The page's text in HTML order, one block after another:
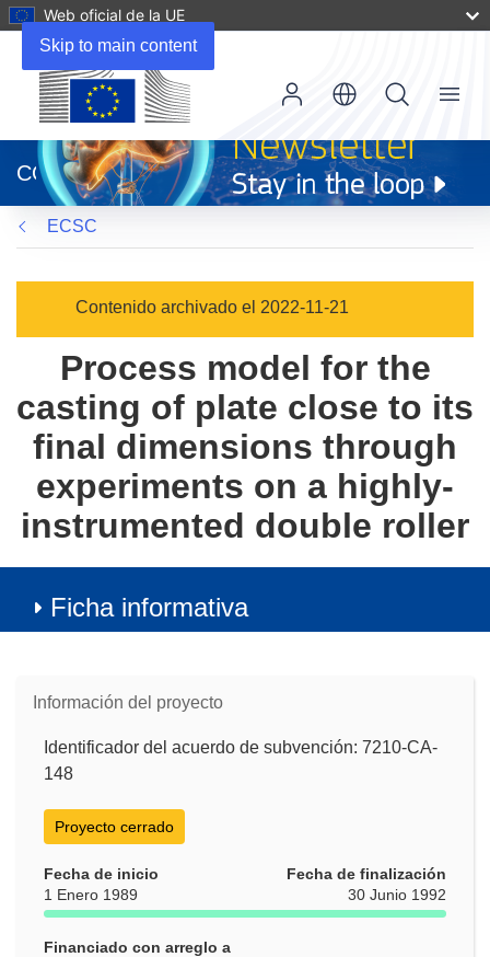
Skip to main content
Web oficial de la UE
abrirá
en
una
nueva
ventana)
CORDIS
Menu
ECSC
Contenido archivado el 2022-11-21
Process model for the
casting of plate close to its
final dimensions through
experiments on a highly-
instrumented double roller
Ficha informativa
Información del proyecto
Identificador del acuerdo de subvención: 7210-CA-
148
Proyecto cerrado
Fecha de inicio
1 Enero 1989
Fecha de finalización
30 Junio 1992
Financiado con arreglo a